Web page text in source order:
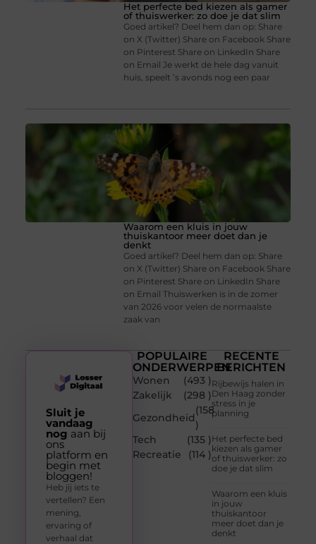
Het perfecte bed kiezen als gamer
of thuiswerker: zo doe je dat slim
Goed artikel? Deel hem dan op: Share
on X (Twitter) Share on Facebook Share
on Pinterest Share on LinkedIn Share
on Email Je werkt de hele dag vanuit
huis, speelt ’s avonds nog een paar
Waarom een kluis in jouw
thuiskantoor meer doet dan je
denkt
Goed artikel? Deel hem dan op: Share
on X (Twitter) Share on Facebook Share
on Pinterest Share on LinkedIn Share
on Email Thuiswerken is in de zomer
van 2026 voor velen de normaalste
zaak van
POPULAIRE
ONDERWERPEN
Wonen
(493 )
Zakelijk
(298 )
Gezondheid
(158
)
Tech
(135 )
Recreatie
(114 )
RECENTE
BERICHTEN
Rijbewijs halen in
Den Haag zonder
stress in je
planning
Het perfecte bed
kiezen als gamer
of thuiswerker: zo
doe je dat slim
Waarom een kluis
in jouw
thuiskantoor
meer doet dan je
denkt
Sluit je
vandaag
nog aan bij
ons
platform en
begin met
bloggen!
Heb jij iets te
vertellen? Een
mening,
ervaring of
verhaal dat